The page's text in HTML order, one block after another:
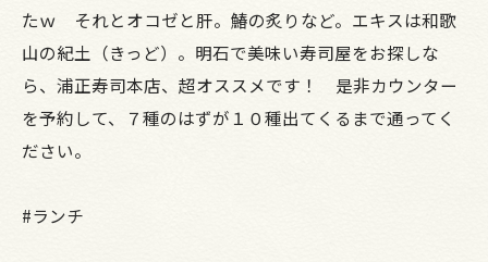
たｗ それとオコゼと肝。鰆の炙りなど。エキスは和歌
山の紀土（きっど）。明石で美味い寿司屋をお探しな
ら、浦正寿司本店、超オススメです！ 是非カウンター
を予約して、７種のはずが１０種出てくるまで通ってく
ださい。
#ランチ